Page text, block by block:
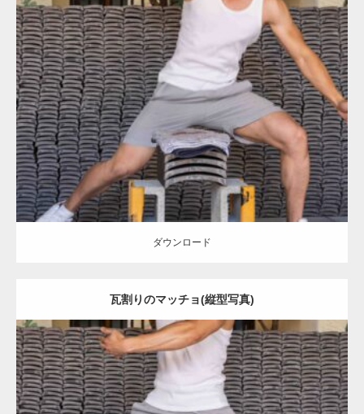
Update: 2023.02.11
Category:瓦割りのマッチョ オレンジの人 SOSUKE 浅草 (東京)
ダウンロード
ダウンロード
瓦割りのマッチョ(縦型写真)
Update: 2023.02.11